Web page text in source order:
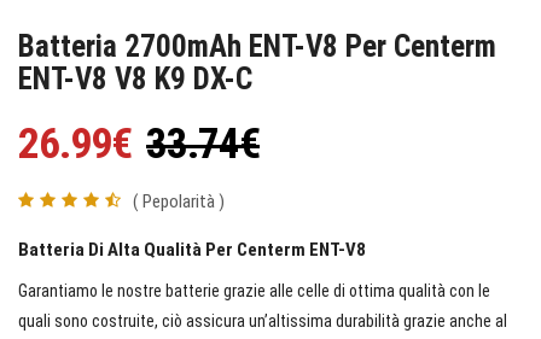
Batteria 2700mAh ENT-V8 Per Centerm
ENT-V8 V8 K9 DX-C
26.99€ 33.74€
( Pepolarità )
Batteria Di Alta Qualità Per Centerm ENT-V8
Garantiamo le nostre batterie grazie alle celle di ottima qualità con le
quali sono costruite, ciò assicura un’altissima durabilità grazie anche al